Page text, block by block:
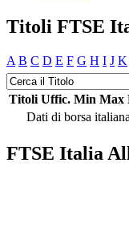
Titoli FTSE
A B C D E F G H I J K
Titoli Uffic. Min Max
Dati di borsa
FTSE Italia